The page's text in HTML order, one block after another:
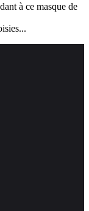
à ce masque de